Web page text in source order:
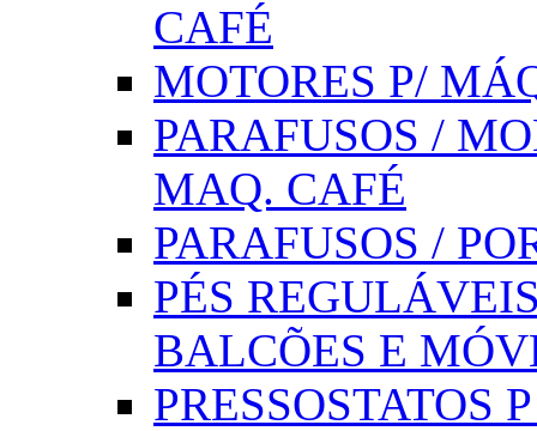
CAFÉ
MOTORES P/
PARAFUSOS /
MAQ. CAFÉ
PARAFUSOS /
PÉS
BALCÕES E
PRESSOSTATOS